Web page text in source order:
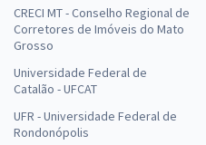
CRECI MT - Conselho Regional de
Corretores de Imóveis do Mato
Grosso
Universidade Federal de
Catalão - UFCAT
UFR - Universidade Federal de
Rondonópolis